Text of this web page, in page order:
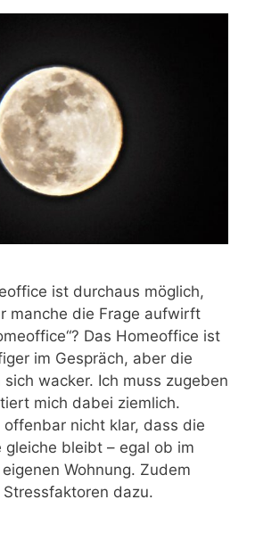
ist durchaus möglich,
manche die Frage aufwirft
Das Homeoffice ist
im Gespräch, aber die
wacker. Ich muss zugeben
mich dabei ziemlich.
offenbar nicht klar, dass die
gleiche bleibt – egal ob im
Wohnung. Zudem
dazu.